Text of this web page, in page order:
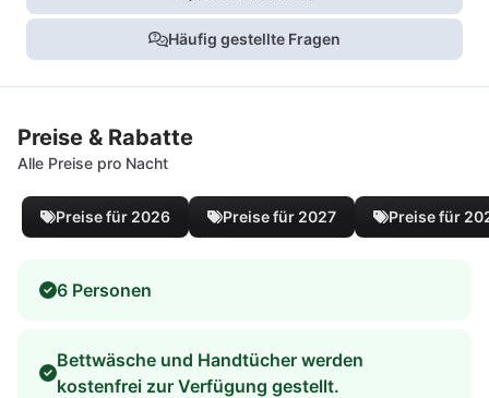
Häufig gestellte Fragen
Preise & Rabatte
Alle Preise pro Nacht
Preise für 2026 Preise für 2027 Preise für
6 Personen
Bettwäsche und Handtücher werden
kostenfrei zur Verfügung gestellt.